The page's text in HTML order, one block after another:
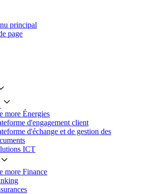
principal
page
more Énergies
d'engagement client
d'échange et de gestion des
ICT
more Finance